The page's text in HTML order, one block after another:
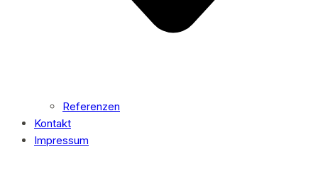
Referenzen
Kontakt
Impressum